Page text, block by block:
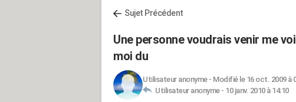
Sujet Précédent
Une personne voudrais venir me
moi du
Utilisateur anonyme- Modifié le 16 oct. 2009 à
Utilisateur anonyme - 10 janv. 2010 à 14:10